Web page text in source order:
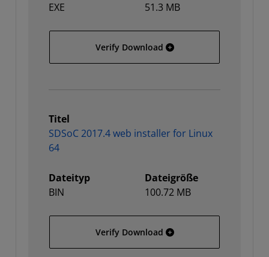
EXE
51.3 MB
Verify Download SDSoC 2017.4 web
Titel
SDSoC 2017.4 web installer for Linux
64
Dateityp
BIN
Dateigröße
100.72 MB
Verify Download SDSoC 2017.4 web